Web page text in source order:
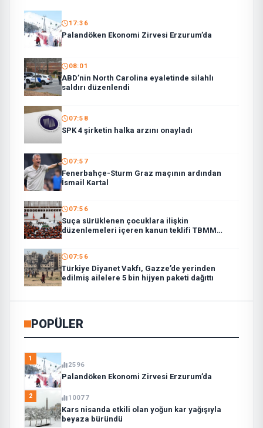
17:36
Palandöken Ekonomi Zirvesi Erzurum’da
08:01
ABD’nin North Carolina eyaletinde silahlı
saldırı düzenlendi
07:58
SPK 4 şirketin halka arzını onayladı
07:57
Fenerbahçe-Sturm Graz maçının ardından
İsmail Kartal
07:56
Suça sürüklenen çocuklara ilişkin
düzenlemeleri içeren kanun teklifi TBMM
07:56
Türkiye Diyanet Vakfı, Gazze’de yerinden
edilmiş ailelere 5 bin hijyen paketi dağıttı
POPÜLER
1
2596
Palandöken Ekonomi Zirvesi Erzurum’da
2 10077
Kars nisanda etkili olan yoğun kar yağışıyla
beyaza büründü